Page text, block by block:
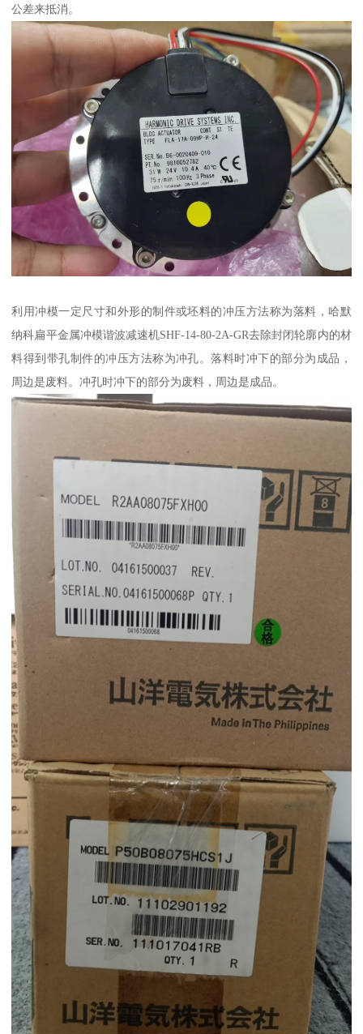
公差来抵消。
利用冲模一定尺寸和外形的制件或坯料的冲压方法称为落料，哈默
纳科扁平金属冲模谐波减速机SHF-14-80-2A-GR去除封闭轮廓内的材
料得到带孔制件的冲压方法称为冲孔。落料时冲下的部分为成品，
周边是废料。冲孔时冲下的部分为废料，周边是成品。